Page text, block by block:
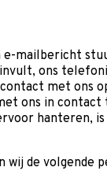
e-mailbericht
ons
met ons
ons in
hanteren,
de volgende